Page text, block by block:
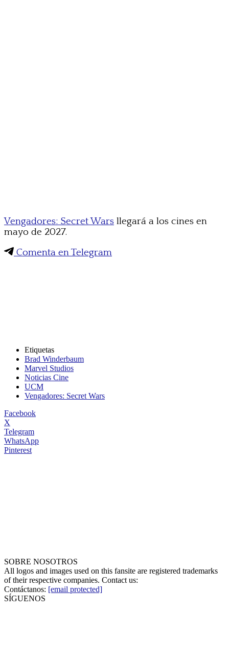
Vengadores: Secret Wars llegará a los cines en
mayo de 2027.
Comenta en Telegram
Etiquetas
Brad Winderbaum
Marvel Studios
Noticias Cine
UCM
Vengadores: Secret Wars
Facebook
X
Telegram
WhatsApp
Pinterest
SOBRE NOSOTROS
All logos and images used on this fansite are registered trademarks
of their respective companies. Contact us:
Contáctanos: [email protected]
SÍGUENOS